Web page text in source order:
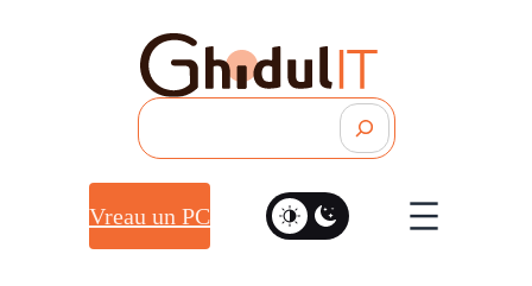
Vreau un PC